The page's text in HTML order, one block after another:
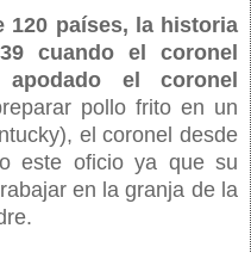
120 países, la historia
cuando el coronel
el coronel
pollo frito en un
el coronel desde
este oficio ya que su
en la granja de la